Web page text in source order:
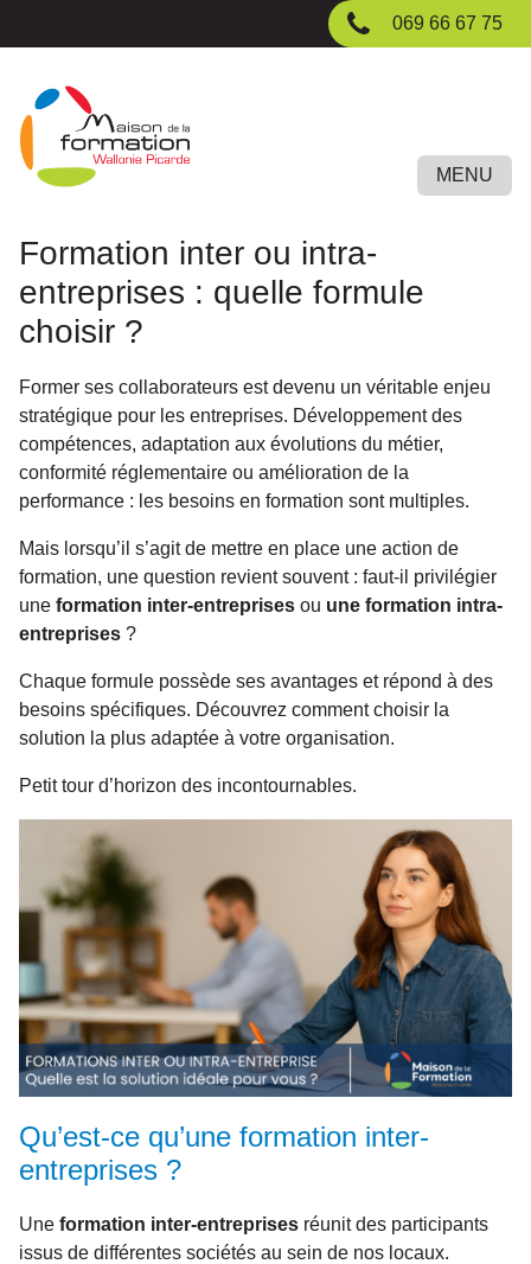
principal
069 66 67 75
MENU
Formation inter ou intra-
entreprises : quelle formule
choisir ?
Former ses collaborateurs est devenu un véritable enjeu
stratégique pour les entreprises. Développement des
compétences, adaptation aux évolutions du métier,
conformité réglementaire ou amélioration de la
performance : les besoins en formation sont multiples.
Mais lorsqu’il s’agit de mettre en place une action de
formation, une question revient souvent : faut-il privilégier
une formation inter-entreprises ou une formation intra-
entreprises ?
Chaque formule possède ses avantages et répond à des
besoins spécifiques. Découvrez comment choisir la
solution la plus adaptée à votre organisation.
Petit tour d’horizon des incontournables.
Qu’est-ce qu’une formation inter-
entreprises ?
Une formation inter-entreprises réunit des participants
issus de différentes sociétés au sein de nos locaux.